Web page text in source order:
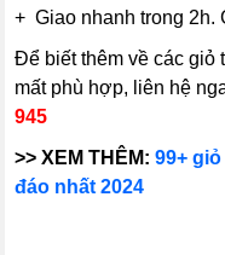
+ Giao nhanh trong 2h.
Để biết thêm về các giỏ
mất phù hợp, liên hệ
945
>> XEM THÊM:99+
đáo nhất 2024